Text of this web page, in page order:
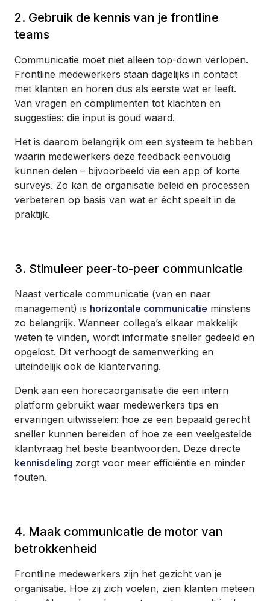
2. Gebruik de kennis van je frontline
teams
Communicatie moet niet alleen top-down verlopen.
Frontline medewerkers staan dagelijks in contact
met klanten en horen dus als eerste wat er leeft.
Van vragen en complimenten tot klachten en
suggesties: die input is goud waard.
Het is daarom belangrijk om een systeem te hebben
waarin medewerkers deze feedback eenvoudig
kunnen delen – bijvoorbeeld via een app of korte
surveys. Zo kan de organisatie beleid en processen
verbeteren op basis van wat er écht speelt in de
praktijk.
3. Stimuleer peer-to-peer communicatie
Naast verticale communicatie (van en naar
management) is horizontale communicatie minstens
zo belangrijk. Wanneer collega’s elkaar makkelijk
weten te vinden, wordt informatie sneller gedeeld en
opgelost. Dit verhoogt de samenwerking en
uiteindelijk ook de klantervaring.
Denk aan een horecaorganisatie die een intern
platform gebruikt waar medewerkers tips en
ervaringen uitwisselen: hoe ze een bepaald gerecht
sneller kunnen bereiden of hoe ze een veelgestelde
klantvraag het beste beantwoorden. Deze directe
kennisdeling zorgt voor meer efficiëntie en minder
fouten.
4. Maak communicatie de motor van
betrokkenheid
Frontline medewerkers zijn het gezicht van je
organisatie. Hoe zij zich voelen, zien klanten meteen